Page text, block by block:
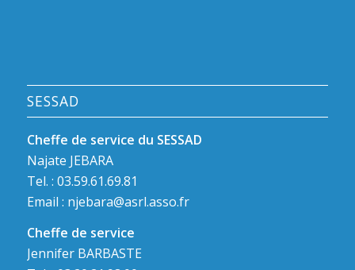
SESSAD
Cheffe de service du SESSAD
Najate JEBARA
Tel. : 03.59.61.69.81
Email : njebara@asrl.asso.fr
Cheffe de service
Jennifer BARBASTE